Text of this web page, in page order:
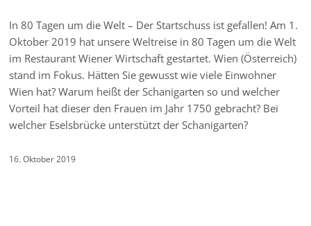
In 80 Tagen um die Welt – Der Startschuss ist gefallen! Am 1.
Oktober 2019 hat unsere Weltreise in 80 Tagen um die Welt
im Restaurant Wiener Wirtschaft gestartet. Wien (Österreich)
stand im Fokus. Hätten Sie gewusst wie viele Einwohner
Wien hat? Warum heißt der Schanigarten so und welcher
Vorteil hat dieser den Frauen im Jahr 1750 gebracht? Bei
welcher Eselsbrücke unterstützt der Schanigarten?
16. Oktober 2019